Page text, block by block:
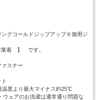
グコールドジップアップ６個用ジ
業着 】 です。
ァスナー
温度より最大マイナス約25℃
ウェアのお洗濯は通常通り問題な